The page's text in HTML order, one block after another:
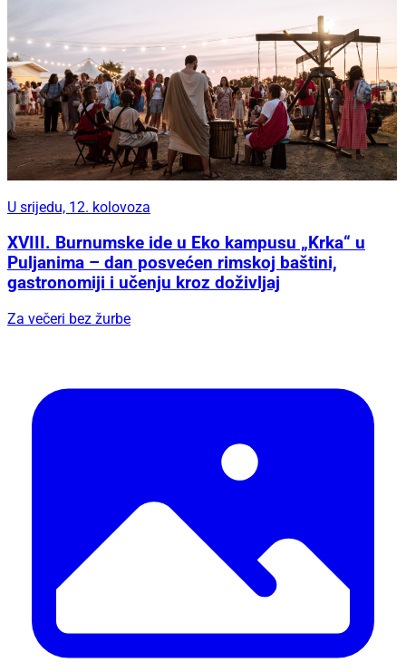
U srijedu, 12. kolovoza
XVIII. Burnumske ide u Eko kampusu „Krka“ u
Puljanima – dan posvećen rimskoj baštini,
gastronomiji i učenju kroz doživljaj
Za večeri bez žurbe